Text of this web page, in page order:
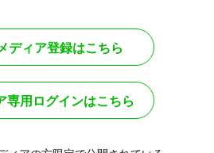
ディア登録はこちら
専用ログインはこちら